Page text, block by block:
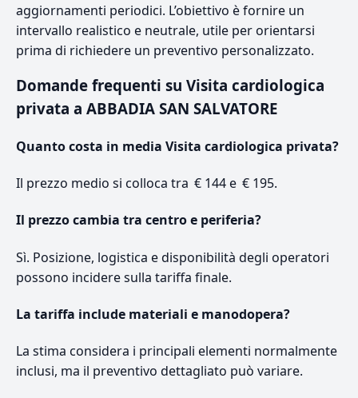
aggiornamenti periodici. L’obiettivo è fornire un
intervallo realistico e neutrale, utile per orientarsi
prima di richiedere un preventivo personalizzato.
Domande frequenti su Visita cardiologica
privata a ABBADIA SAN SALVATORE
Quanto costa in media Visita cardiologica privata?
Il prezzo medio si colloca tra € 144 e € 195.
Il prezzo cambia tra centro e periferia?
Sì. Posizione, logistica e disponibilità degli operatori
possono incidere sulla tariffa finale.
La tariffa include materiali e manodopera?
La stima considera i principali elementi normalmente
inclusi, ma il preventivo dettagliato può variare.